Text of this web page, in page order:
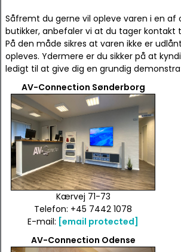
Såfremt du gerne vil opleve varen i en af
butikker, anbefaler vi at du tager kontakt
På den måde sikres at varen ikke er
opleves. Ydermere er du sikker på at
ledigt til at give dig en grundig
AV-Connection Sønderborg
Kærvej 71-73
Telefon: +45 7442 1078
E-mail: [email protected]
AV-Connection Odense